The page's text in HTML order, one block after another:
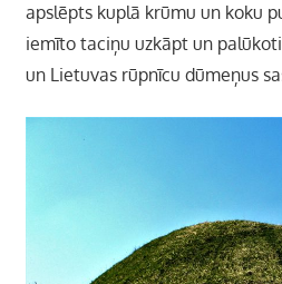
apslēpts kuplā krūmu un koku
iemīto taciņu uzkāpt un
un Lietuvas rūpnīcu dūmeņus